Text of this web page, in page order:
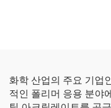
화학 산업의 주요 기업
적인 폴리머 응용 분야